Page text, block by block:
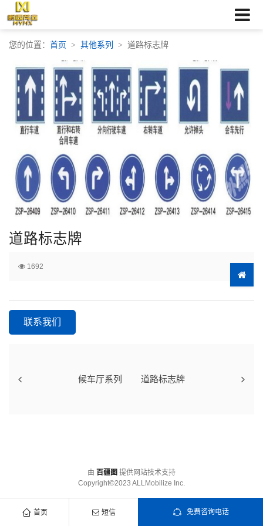
首页 短信 免费咨询电话
您的位置： 首页 其他系列 道路标志牌
道路标志牌
1692
联系我们
候车厅系列 道路标志牌
由 百疆图 提供网站技术支持
Copyright©2023 ALLMobilize Inc.